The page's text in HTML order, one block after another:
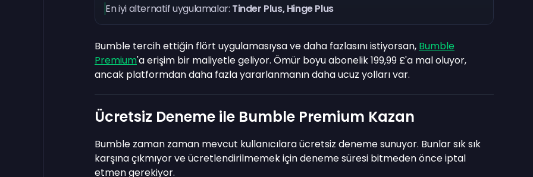
En iyi alternatif uygulamalar: Tinder Plus, Hinge Plus
Bumble tercih ettiğin flört uygulamasıysa ve daha fazlasını istiyorsan, Bumble
Premium'a erişim bir maliyetle geliyor. Ömür boyu abonelik 199,99 £'a mal oluyor,
ancak platformdan daha fazla yararlanmanın daha ucuz yolları var.
Ücretsiz Deneme ile Bumble Premium Kazan
Bumble zaman zaman mevcut kullanıcılara ücretsiz deneme sunuyor. Bunlar sık sık
karşına çıkmıyor ve ücretlendirilmemek için deneme süresi bitmeden önce iptal
etmen gerekiyor.